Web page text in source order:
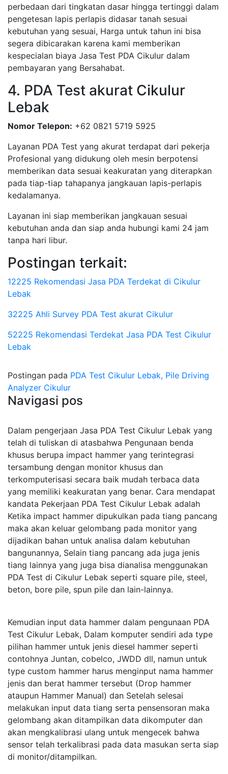
perbedaan dari tingkatan dasar hingga tertinggi dalam
pengetesan lapis perlapis didasar tanah sesuai
kebutuhan yang sesuai, Harga untuk tahun ini bisa
segera dibicarakan karena kami memberikan
kespecialan biaya Jasa Test PDA Cikulur dalam
pembayaran yang Bersahabat.
4. PDA Test akurat Cikulur
Lebak
Nomor Telepon: +62 0821 5719 5925
Layanan PDA Test yang akurat terdapat dari pekerja
Profesional yang didukung oleh mesin berpotensi
memberikan data sesuai keakuratan yang diterapkan
pada tiap-tiap tahapanya jangkauan lapis-perlapis
kedalamanya.
Layanan ini siap memberikan jangkauan sesuai
kebutuhan anda dan siap anda hubungi kami 24 jam
tanpa hari libur.
Postingan terkait:
12225 Rekomendasi Jasa PDA Terdekat di Cikulur
Lebak
32225 Ahli Survey PDA Test akurat Cikulur
52225 Rekomendasi Terdekat Jasa PDA Test Cikulur
Lebak
Postingan pada PDA Test Cikulur Lebak, Pile Driving
Analyzer Cikulur
Navigasi pos
Dalam pengerjaan Jasa PDA Test Cikulur Lebak yang
telah di tuliskan di atasbahwa Pengunaan benda
khusus berupa impact hammer yang terintegrasi
tersambung dengan monitor khusus dan
terkomputerisasi secara baik mudah terbaca data
yang memiliki keakuratan yang benar. Cara mendapat
kandata Pekerjaan PDA Test Cikulur Lebak adalah
Ketika impact hammer dipukulkan pada tiang pancang
maka akan keluar gelombang pada monitor yang
dijadikan bahan untuk analisa dalam kebutuhan
bangunannya, Selain tiang pancang ada juga jenis
tiang lainnya yang juga bisa dianalisa menggunakan
PDA Test di Cikulur Lebak seperti square pile, steel,
beton, bore pile, spun pile dan lain-lainnya.
Kemudian input data hammer dalam pengunaan PDA
Test Cikulur Lebak, Dalam komputer sendiri ada type
pilihan hammer untuk jenis diesel hammer seperti
contohnya Juntan, cobelco, JWDD dll, namun untuk
type custom hammer harus menginput nama hammer
jenis dan berat hammer tersebut (Drop hammer
ataupun Hammer Manual) dan Setelah selesai
melakukan input data tiang serta pensensoran maka
gelombang akan ditampilkan data dikomputer dan
akan mengkalibrasi ulang untuk mengecek bahwa
sensor telah terkalibrasi pada data masukan serta siap
di monitor/ditampilkan.